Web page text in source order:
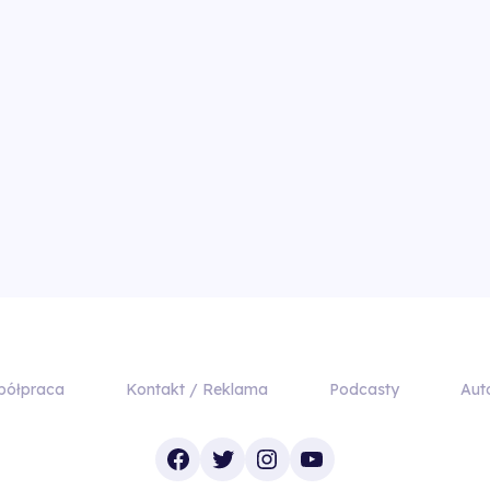
Kontakt / Reklama Podcasty
Facebook
TwitterInstagram
YouTube